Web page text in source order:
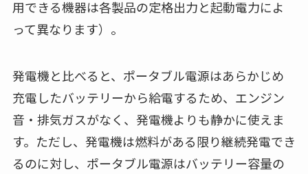
用できる機器は各製品の定格出力と起動電力によ
って異なります）。
発電機と比べると、ポータブル電源はあらかじめ
充電したバッテリーから給電するため、エンジン
音・排気ガスがなく、発電機よりも静かに使えま
す。ただし、発電機は燃料がある限り継続発電でき
るのに対し、ポータブル電源はバッテリー容量の